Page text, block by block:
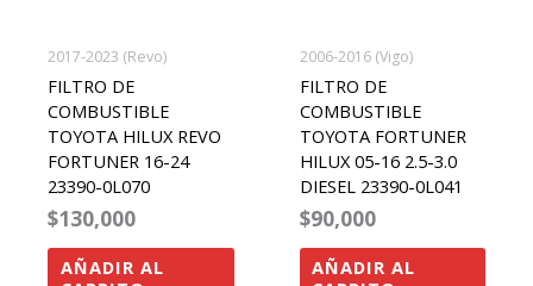
2017-2023 (Revo)
FILTRO DE
COMBUSTIBLE
TOYOTA HILUX REVO
FORTUNER 16-24
23390-0L070
$130,000
AÑADIR AL
2006-2016 (Vigo)
FILTRO DE
COMBUSTIBLE
TOYOTA FORTUNER
HILUX 05-16 2.5-3.0
DIESEL 23390-0L041
$90,000
AÑADIR AL